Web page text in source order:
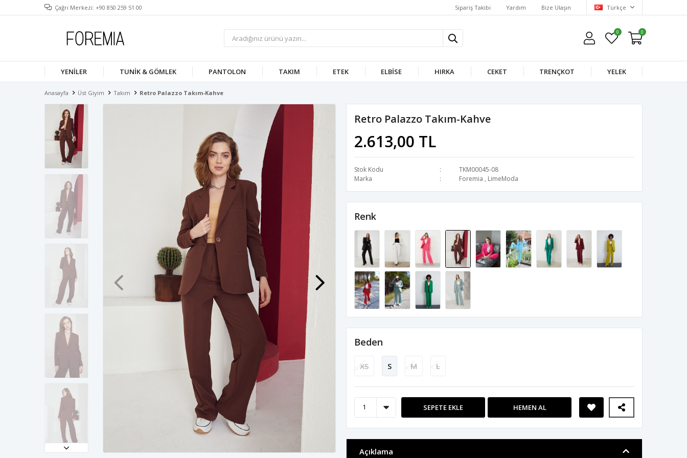
Çağrı Merkezi: +90 850 259 51 00 Sipariş Takibi Yardım Bize Ulaşın Türkçe
0 0
YENILER TUNIK & GÖMLEK PANTOLON TAKIM ETEK ELBISE HIRKA CEKET TRENÇKOT YELEK
Anasayfa Üst Giyim Takım Retro Palazzo Takım-Kahve
Retro Palazzo Takım-Kahve
2.613,00 TL
Stok Kodu
TKM00045-08
Marka
Foremia , LimeModa
Renk
Beden
XS S M L
SEPETE EKLE HEMEN AL
Açıklama